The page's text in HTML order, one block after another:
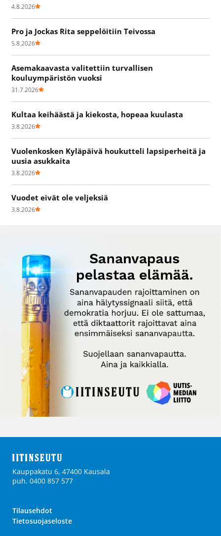
4.8.2026
Pro ja Jockas Rita seppelöitiin Teivossa
5.8.2026
Asemakaavasta valitettiin turvallisen
kouluympäristön vuoksi
31.7.2026
Kultaa keihäästä ja kiekosta, hopeaa kuulasta
3.8.2026
Vuolenkosken Kyläpäivä houkutteli lapsiperheitä ja
uusia asukkaita
3.8.2026
Vuodet eivät ole veljeksiä
3.8.2026
Kauppakatu 6, 47400 Kausala
puh. 0400 857 577
Tilausehdot
Tietosuojaseloste